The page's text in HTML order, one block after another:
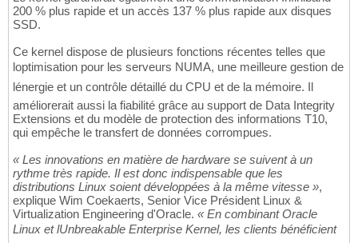
200 % plus rapide et un accès 137 % plus rapide aux disques
SSD.
Ce kernel dispose de plusieurs fonctions récentes telles que
loptimisation pour les serveurs NUMA, une meilleure gestion de
lénergie et un contrôle détaillé du CPU et de la mémoire. Il
améliorerait aussi la fiabilité grâce au support de Data Integrity
Extensions et du modèle de protection des informations T10,
qui empêche le transfert de données corrompues.
« Les innovations en matière de hardware se suivent à un
rythme très rapide. Il est donc indispensable que les
distributions Linux soient développées à la même vitesse »,
explique Wim Coekaerts, Senior Vice Président Linux &
Virtualization Engineering d'Oracle. « En combinant Oracle
Linux et lUnbreakable Enterprise Kernel, les clients bénéficient